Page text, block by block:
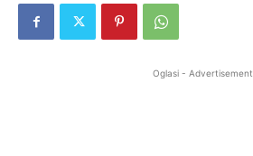
Oglasi - Advertisement